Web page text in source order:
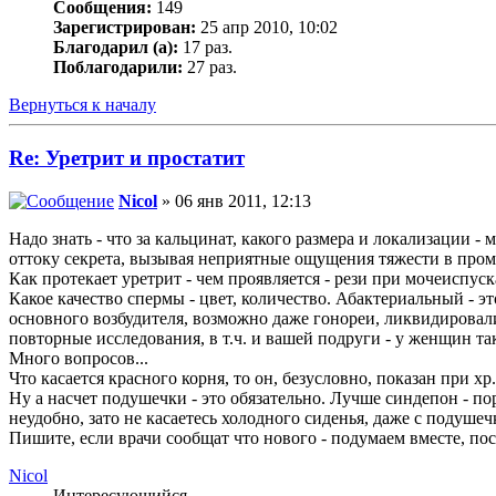
Сообщения: 149
Зарегистрирован: 25 апр 2010, 10:02
Благодарил (а): 17 раз.
Поблагодарили: 27 раз.
Вернуться к началу
Re: Уретрит и простатит
Nicol » 06 янв 2011, 12:13
Надо знать - что за кальцинат, какого размера и локализации -
оттоку секрета, вызывая неприятные ощущения тяжести в
Как протекает уретрит - чем проявляется - рези при
Какое качество спермы - цвет, количество. Абактериальный -
основного возбудителя, возможно даже гонореи,
повторные исследования, в т.ч. и вашей подруги - у женщин
Много вопросов...
Что касается красного корня, то он, безусловно, показан при
Ну а насчет подушечки - это обязательно. Лучше синдепон -
неудобно, зато не касаетесь холодного сиденья, даже с
Пишите, если врачи сообщат что нового - подумаем вместе,
Nicol